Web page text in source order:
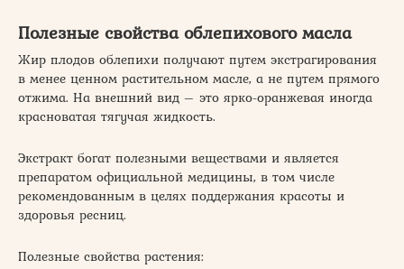
Полезные свойства облепихового масла
Жир плодов облепихи получают путем экстрагирования
в менее ценном растительном масле, а не путем прямого
отжима. На внешний вид – это ярко-оранжевая иногда
красноватая тягучая жидкость.
Экстракт богат полезными веществами и является
препаратом официальной медицины, в том числе
рекомендованным в целях поддержания красоты и
здоровья ресниц.
Полезные свойства растения: